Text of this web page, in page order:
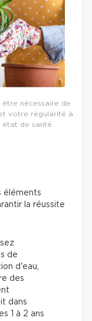
être nécessaire de
votre régularité à
état de santé.
éléments
la réussite
de
d'eau,
des
dans
1 à 2 ans